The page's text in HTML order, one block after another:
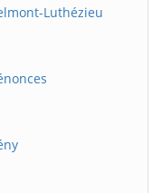
Luthézieu